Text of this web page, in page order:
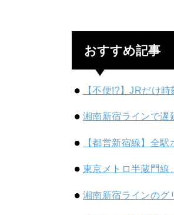
おすすめ記事
【不便!?】JRだけ
湘南新宿ラインで遅
【都営新宿線】全
東京メトロ半蔵門線
湘南新宿ラインのグ